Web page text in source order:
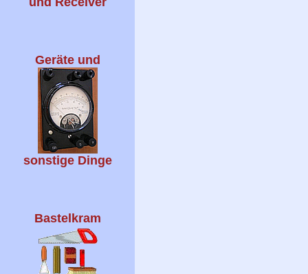
Geräte und
sonstige Dinge
Bastelkram